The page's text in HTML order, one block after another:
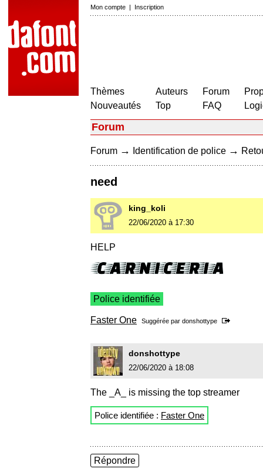
Mon compte | Inscription
Thèmes
Nouveautés
Auteurs
Top
Forum
FAQ
Forum
Forum → Identification de police →
need
king_koli
22/06/2020 à 17:30
HELP
Police identifiée
Faster One Suggérée par donshottype
donshottype
22/06/2020 à 18:08
The _A_ is missing the top streamer
Police identifiée : Faster One
Répondre